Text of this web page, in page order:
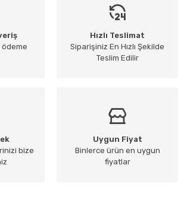
ödeme
Hızlı Teslimat
Siparişiniz En Hızlı Şekilde
Teslim Edilir
bize
Uygun Fiyat
Binlerce ürün en uygun
fiyatlar